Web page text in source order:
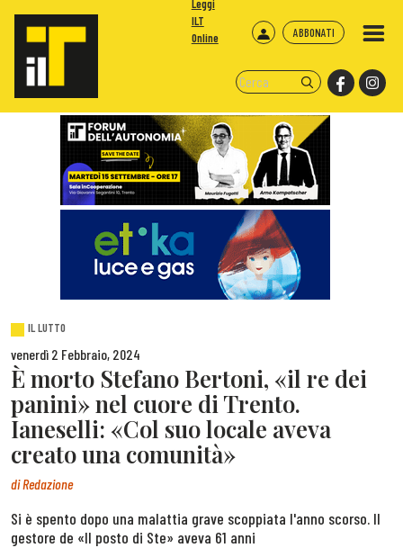
ABBONATI
Leggi
ILT
Online
IL LUTTO
venerdì 2 Febbraio, 2024
È morto Stefano Bertoni, «il re dei
panini» nel cuore di Trento.
Ianeselli: «Col suo locale aveva
creato una comunità»
diRedazione
Si è spento dopo una malattia grave scoppiata l'anno scorso. Il
gestore de «Il posto di Ste» aveva 61 anni